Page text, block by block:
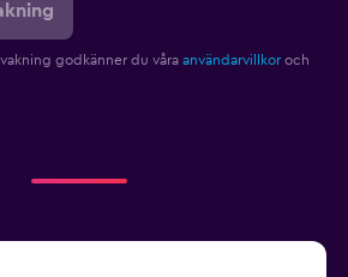
godkänner du våra användarvillkor och